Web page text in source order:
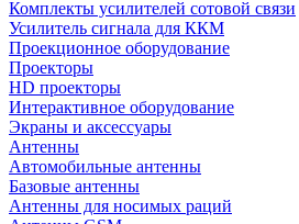
Комплекты усилителей сотовой связи
Усилитель сигнала для ККМ
Проекционное оборудование
Проекторы
HD проекторы
Интерактивное оборудование
Экраны и аксессуары
Антенны
Автомобильные антенны
Базовые антенны
Антенны для носимых раций